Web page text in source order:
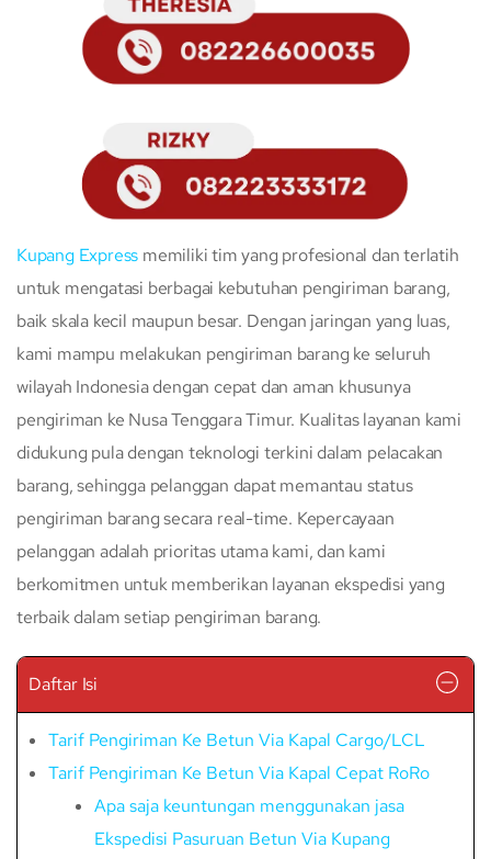
Kupang Express memiliki tim yang profesional dan terlatih
untuk mengatasi berbagai kebutuhan pengiriman barang,
baik skala kecil maupun besar. Dengan jaringan yang luas,
kami mampu melakukan pengiriman barang ke seluruh
wilayah Indonesia dengan cepat dan aman khusunya
pengiriman ke Nusa Tenggara Timur. Kualitas layanan kami
didukung pula dengan teknologi terkini dalam pelacakan
barang, sehingga pelanggan dapat memantau status
pengiriman barang secara real-time. Kepercayaan
pelanggan adalah prioritas utama kami, dan kami
berkomitmen untuk memberikan layanan ekspedisi yang
terbaik dalam setiap pengiriman barang.
Daftar Isi
Tarif Pengiriman Ke Betun Via Kapal Cargo/LCL
Tarif Pengiriman Ke Betun Via Kapal Cepat RoRo
Apa saja keuntungan menggunakan jasa
Ekspedisi Pasuruan Betun Via Kupang